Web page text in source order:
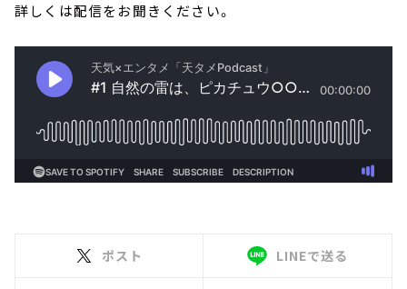
詳しくは配信をお聞きください。
ポスト LINEで送る